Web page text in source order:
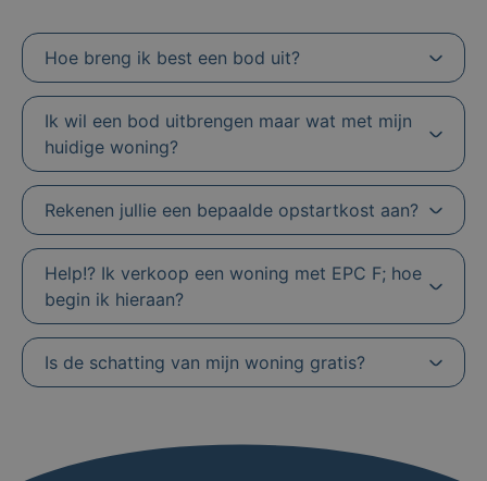
Hoe breng ik best een bod uit?
Ik wil een bod uitbrengen maar wat met mijn
huidige woning?
Rekenen jullie een bepaalde opstartkost aan?
Help!? Ik verkoop een woning met EPC F; hoe
begin ik hieraan?
Is de schatting van mijn woning gratis?